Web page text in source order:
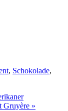
, Schokolade,
Gruyère »